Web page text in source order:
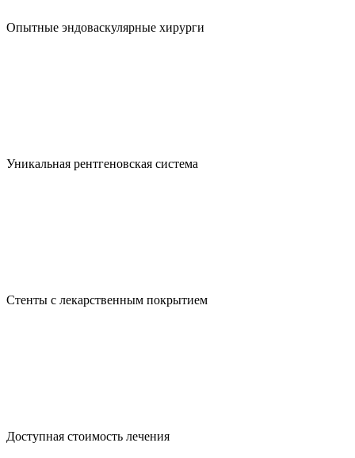
Опытные эндоваскулярные хирурги
Уникальная рентгеновская система
Стенты с лекарственным покрытием
Доступная стоимость лечения